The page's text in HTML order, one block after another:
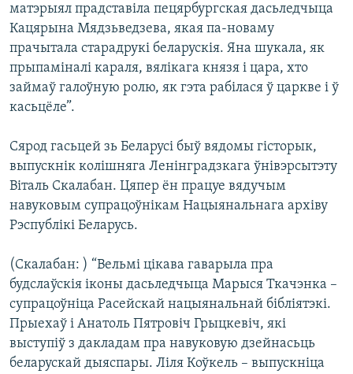
матэрыял прадставіла пецярбургская дасьледчыца
Кацярына Мядзьведзева, якая па-новаму
прачытала старадрукі беларускія. Яна шукала, як
прыпаміналі караля, вялікага князя і цара, хто
займаў галоўную ролю, як гэта рабілася ў царкве і ў
касьцёле”.
Сярод гасьцей зь Беларусі быў вядомы гісторык,
выпускнік колішняга Ленінградзкага ўнівэрсытэту
Віталь Скалабан. Цяпер ён працуе вядучым
навуковым супрацоўнікам Нацыянальнага архіву
Рэспублікі Беларусь.
(Скалабан: ) “Вельмі цікава гаварыла пра
будслаўскія іконы дасьледчыца Марыся Ткачэнка –
супрацоўніца Расейскай нацыянальнай бібліятэкі.
Прыехаў і Анатоль Пятровіч Грыцкевіч, які
выступіў з дакладам пра навуковую дзейнасьць
беларускай дыяспары. Ліля Коўкель – выпускніца